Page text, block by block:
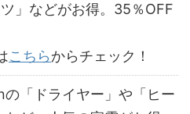
」などがお得。35％OFF
こちらからチェック！
の「ドライヤー」や「ヒー